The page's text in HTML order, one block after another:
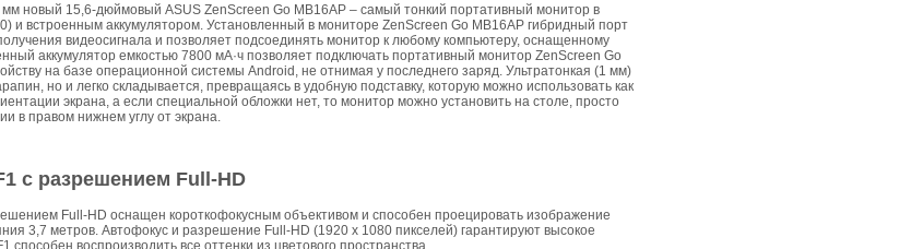
новый 15,6-дюймовый ASUS ZenScreen Go MB16AP – самый тонкий портативный монитор в
и встроенным аккумулятором. Установленный в мониторе ZenScreen Go MB16AP гибридный порт
видеосигнала и позволяет подсоединять монитор к любому компьютеру, оснащенному
аккумулятор емкостью 7800 мА·ч позволяет подключать портативный монитор ZenScreen Go
на базе операционной системы Android, не отнимая у последнего заряд. Ультратонкая (1 мм)
но и легко складывается, превращаясь в удобную подставку, которую можно использовать как
экрана, а если специальной обложки нет, то монитор можно установить на столе, просто
в правом нижнем углу от экрана.
с разрешением Full-HD
Full-HD оснащен короткофокусным объективом и способен проецировать изображение
3,7 метров. Автофокус и разрешение Full-HD (1920 x 1080 пикселей) гарантируют высокое